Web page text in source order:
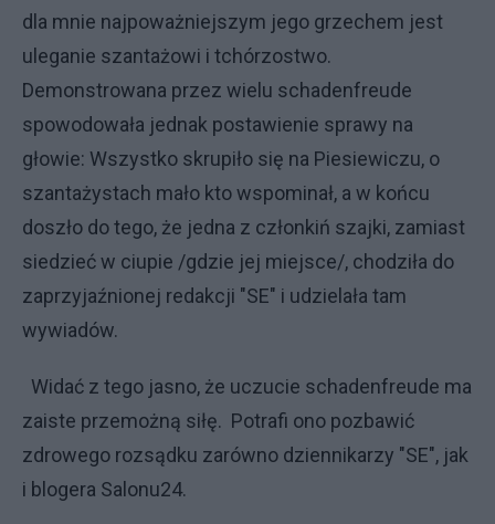
dla mnie najpoważniejszym jego grzechem jest
uleganie szantażowi i tchórzostwo.
Demonstrowana przez wielu schadenfreude
spowodowała jednak postawienie sprawy na
głowie: Wszystko skrupiło się na Piesiewiczu, o
szantażystach mało kto wspominał, a w końcu
doszło do tego, że jedna z członkiń szajki, zamiast
siedzieć w ciupie /gdzie jej miejsce/, chodziła do
zaprzyjaźnionej redakcji "SE" i udzielała tam
wywiadów.
Widać z tego jasno, że uczucie schadenfreude ma
zaiste przemożną siłę. Potrafi ono pozbawić
zdrowego rozsądku zarówno dziennikarzy "SE", jak
i blogera Salonu24.